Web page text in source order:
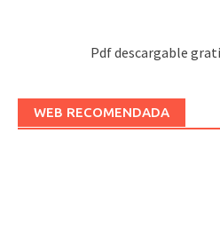
Pdf descargable
WEB RECOMENDADA